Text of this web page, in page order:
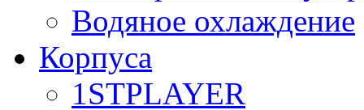
Водяное охлаждение
Корпуса
1STPLAYER